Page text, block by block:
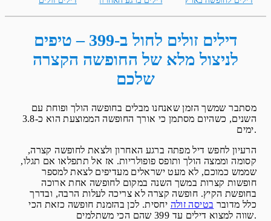
דילים זולים לחול ב-399 – טיפים
לניצול מלא של החופשה הקצרה
שלכם
מסתבר שמשך הזמן שאנחנו מבלים בחופשה הולך ופוחת עם
השנים, כשהיום מסתמן כי אורך החופשה הממוצעת הוא כ-3.8
ימים.
הרעיון לחפש דיל מפתה ברגע האחרון ולצאת לחופשה קצרה,
קסומה וממצה הולך ותופס פופולריות. אז אל תתפלאו אם תגלו,
שממש כמוכם, לא מעט ישראלים מעדיפים לצאת למספר
חופשות קצרות במשך השנה במקום לחופשה אחת ארוכה
בחופשת הקיץ. חופשה קצרה לא צריכה לעלות הרבה, ובדרך
כלל מדובר בטיסה זולה יחסית. לכן בהזמנת חופשה כזאת הכי
שווה למצוא דילים עד 399 שהם הכי משתלמים.